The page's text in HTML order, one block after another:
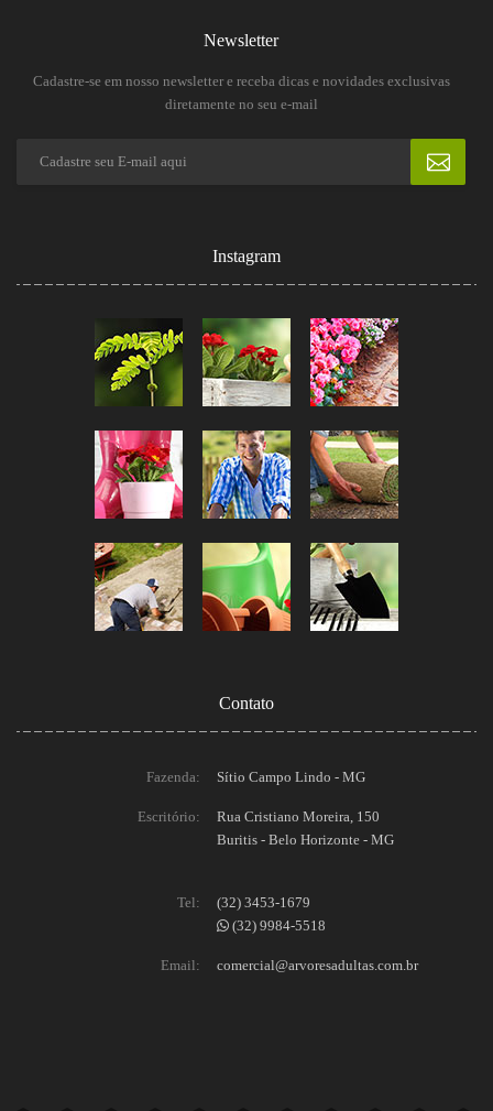
Newsletter
Cadastre-se em nosso newsletter e receba dicas e novidades exclusivas
diretamente no seu e-mail
Instagram
Contato
Fazenda: Sítio Campo Lindo - MG
Escritório:
Rua Cristiano Moreira, 150
Buritis - Belo Horizonte - MG
Tel:
(32) 3453-1679
(32) 9984-5518
Email: comercial@arvoresadultas.com.br